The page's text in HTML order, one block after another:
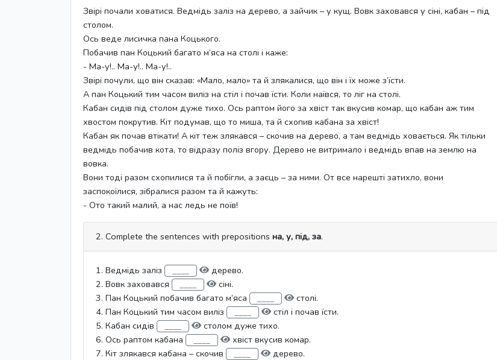
Звірі почали ховатися. Ведмідь заліз на дерево, а зайчик – у кущ. Вовк заховався у сіні, кабан – під
столом.
Ось веде лисичка пана Коцького.
Побачив пан Коцький багато м’яса на столі і каже:
- Ма-у!.. Ма-у!.. Ма-у!..
Звірі почули, що він сказав: «Мало, мало» та й злякалися, що він і їх може з’їсти.
А пан Коцький тим часом виліз на стіл і почав їсти. Коли наївся, то ліг на столі.
Кабан сидів під столом дуже тихо. Ось раптом його за хвіст так вкусив комар, що кабан аж тим
хвостом покрутив. Кіт подумав, що то миша, та й схопив кабана за хвіст!
Кабан як почав втікати! А кіт теж злякався – скочив на дерево, а там ведмідь ховається. Як тільки
ведмідь побачив кота, то відразу поліз вгору. Дерево не витримало і ведмідь впав на землю на
вовка.
Вони тоді разом схопилися та й побігли, а заєць – за ними. От все нарешті затихло, вони
заспокоїлися, зібралися разом та й кажуть:
- Ото такий малий, а нас ледь не поїв!
2. Complete the sentences with prepositions на, у, під, за.
1. Ведмідь заліз
дерево.
2. Вовк заховався
сіні.
3. Пан Коцький побачив багато м’яса
столі.
4. Пан Коцький тим часом виліз
стіл і почав їсти.
5. Кабан сидів
столом дуже тихо.
6. Ось раптом кабана
хвіст вкусив комар.
7. Кіт злякався кабана – скочив
дерево.